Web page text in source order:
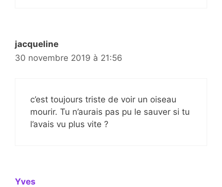
jacqueline
30 novembre 2019 à 21:56
c’est toujours triste de voir un oiseau
mourir. Tu n’aurais pas pu le sauver si tu
l’avais vu plus vite ?
Yves